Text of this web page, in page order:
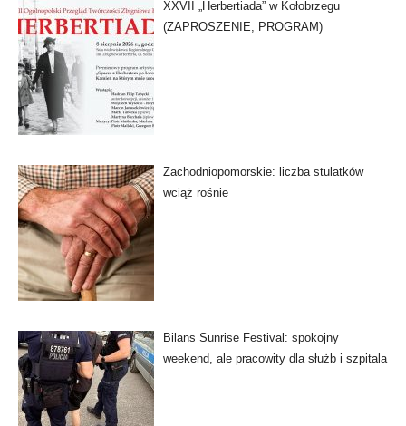
XXVII „Herbertiada” w Kołobrzegu
(ZAPROSZENIE, PROGRAM)
Zachodniopomorskie: liczba stulatków
wciąż rośnie
Bilans Sunrise Festival: spokojny
weekend, ale pracowity dla służb i szpitala